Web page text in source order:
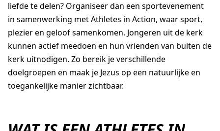
liefde te delen? Organiseer dan een sportevenement
in samenwerking metAthletes in Action, waar sport,
plezier en geloof samenkomen. Jongeren uit de kerk
kunnen actief meedoen en hun vrienden van buiten de
kerk uitnodigen. Zo bereik je verschillende
doelgroepen en maak je Jezus op een natuurlijke en
toegankelijke manier zichtbaar.